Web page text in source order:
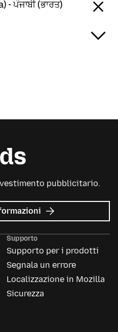
- ਪੰਜਾਬੀ (ਭਾਰਤ)
pubblicitario.
su
Mozilla
Supporto
Supporto per i prodotti
Segnala un errore
Localizzazione in Mozilla
Sicurezza